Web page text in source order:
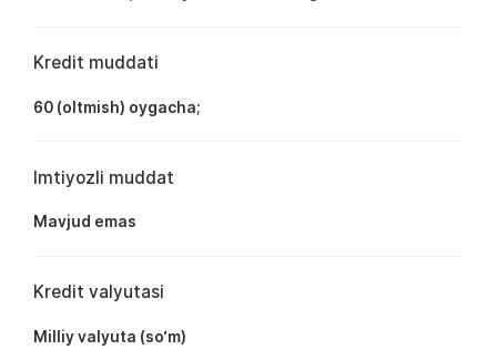
Kredit muddati
60 (oltmish) oygacha;
Imtiyozli muddat
Mavjud emas
Kredit valyutasi
Milliy valyuta (so‘m)